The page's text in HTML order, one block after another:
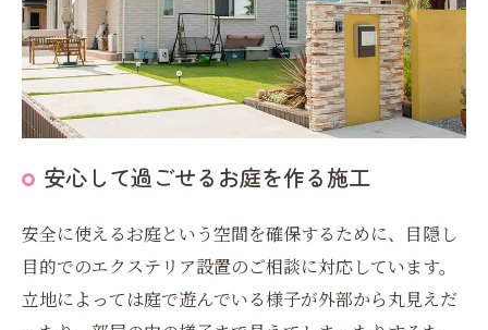
安心して過ごせるお庭を作る施工
安全に使えるお庭という空間を確保するために、目隠し
目的でのエクステリア設置のご相談に対応しています。
立地によっては庭で遊んでいる様子が外部から丸見えだ